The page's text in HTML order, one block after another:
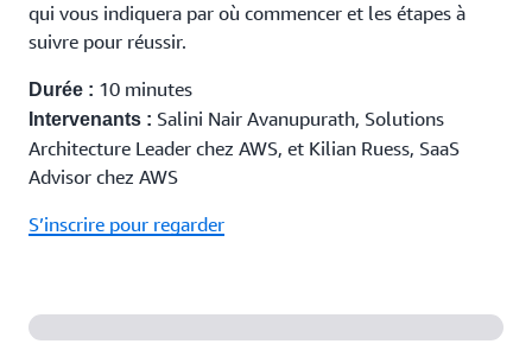
qui vous indiquera par où commencer et les étapes à
suivre pour réussir.
Durée : 10 minutes
Intervenants : Salini Nair Avanupurath, Solutions
Architecture Leader chez AWS, et Kilian Ruess, SaaS
Advisor chez AWS
S’inscrire pour regarder